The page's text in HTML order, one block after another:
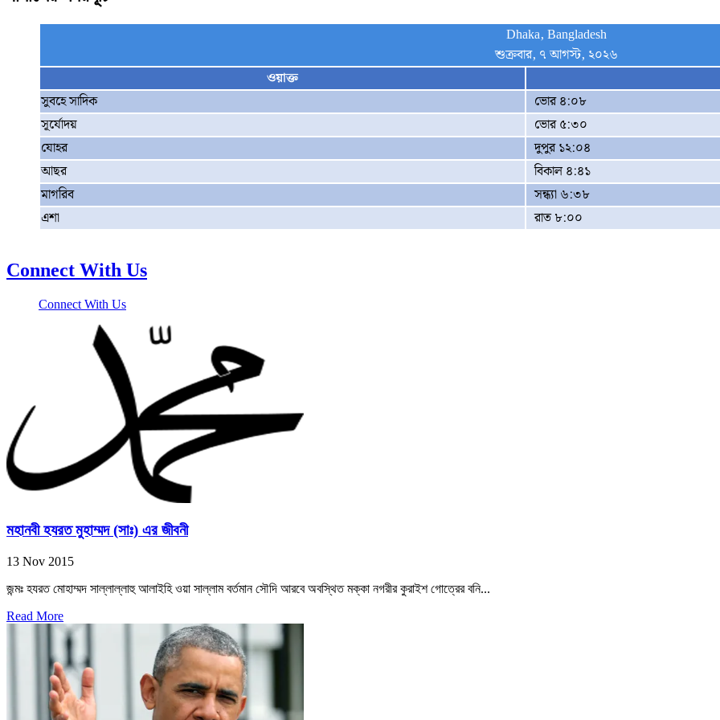
Dhaka, Bangladesh
শুক্রবার, ৭ আগস্ট, ২০২৬
ওয়াক্ত
সুবহে সাদিক
ভোর ৪:০৮
সূর্যোদয়
ভোর ৫:৩০
যোহর
দুপুর ১২:০৪
আছর
বিকাল ৪:৪১
মাগরিব
সন্ধ্যা ৬:৩৮
এশা
রাত ৮:০০
Connect With Us
Connect With Us
মহানবী হযরত মুহাম্মদ (সাঃ) এর জীবনী
13 Nov 2015
জন্মঃ হযরত মোহাম্মদ সাল্লাল্লাহু আলাইহি ওয়া সাল্লাম বর্তমান সৌদি আরবে অবস্থিত মক্কা নগরীর কুরাইশ গোত্রের বনি...
Read More